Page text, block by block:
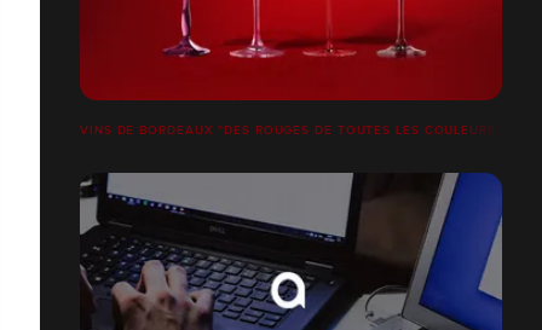
VINS DE BORDEAUX "DES ROUGES DE TOUTES LES COULEURS"